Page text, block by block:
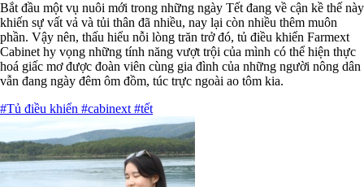
Bắt đầu một vụ nuôi mới trong những ngày Tết đang về cận kề thế này
khiến sự vất vả và tủi thân đã nhiều, nay lại còn nhiều thêm muôn
phần. Vậy nên, thấu hiểu nỗi lòng trăn trở đó, tủ điều khiển Farmext
Cabinet hy vọng những tính năng vượt trội của mình có thể hiện thực
hoá giấc mơ được đoàn viên cùng gia đình của những người nông dân
vẫn đang ngày đêm ôm đồm, túc trực ngoài ao tôm kia.
#Tủ điều khiển #cabinext #tết